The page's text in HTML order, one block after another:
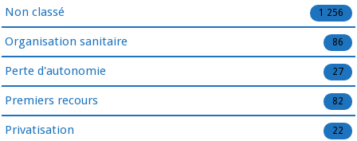
Non classé 1 256
Organisation sanitaire 86
Perte d'autonomie 27
Premiers recours 82
Privatisation 22